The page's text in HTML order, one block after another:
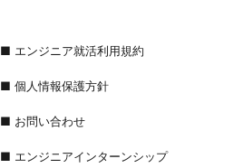
■ エンジニア就活利用規約
■ 個人情報保護方針
■ お問い合わせ
■ エンジニアインターンシップ